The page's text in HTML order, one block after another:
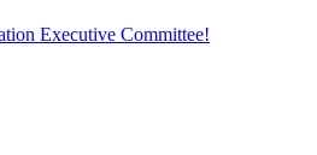
Executive Committee!